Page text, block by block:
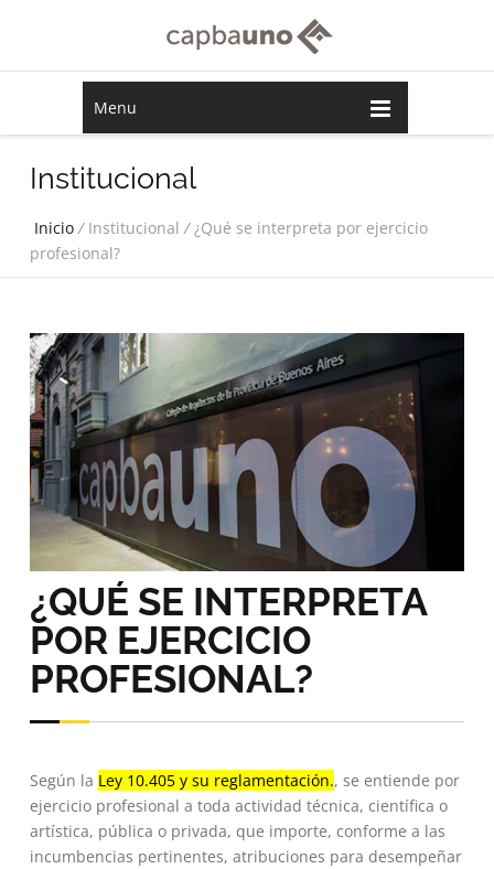
Menu
Institucional
Inicio /Institucional/¿Qué se interpreta por ejercicio
profesional?
¿QUÉ SE INTERPRETA
POR EJERCICIO
PROFESIONAL?
Según la Ley 10.405 y su reglamentación., se entiende por
ejercicio profesional a toda actividad técnica, científica o
artística, pública o privada, que importe, conforme a las
incumbencias pertinentes, atribuciones para desempeñar